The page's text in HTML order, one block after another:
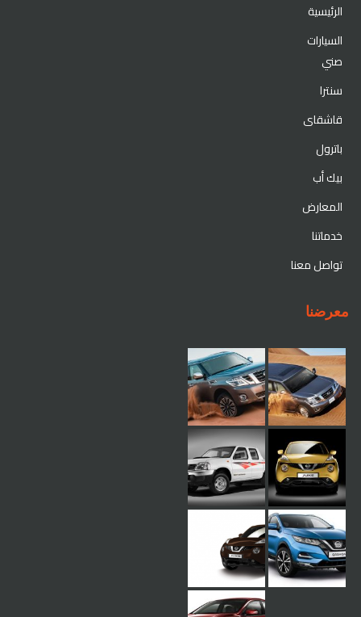
الرئيسية
السيارات
صني
سنترا
قاشقاى
باترول
بيك أب
المعارض
خدماتنا
تواصل معنا
معرضنا